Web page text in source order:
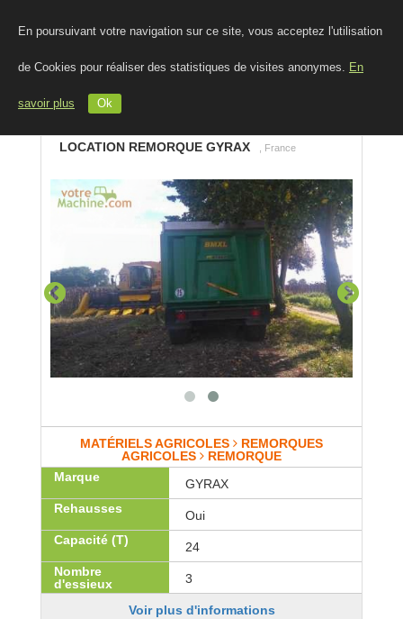
En poursuivant votre navigation sur ce site, vous acceptez l'utilisation
de Cookies pour réaliser des statistiques de visites anonymes. En
savoir plus Ok
LOCATION REMORQUE GYRAX , France
MATÉRIELS AGRICOLES
REMORQUES
AGRICOLES
REMORQUE
Marque
GYRAX
Rehausses
Oui
Capacité (T)
24
Nombre
d'essieux
3
Voir plus d'informations